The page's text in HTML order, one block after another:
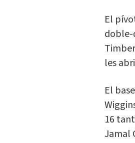
El
doble-
les
El
16
Jamal